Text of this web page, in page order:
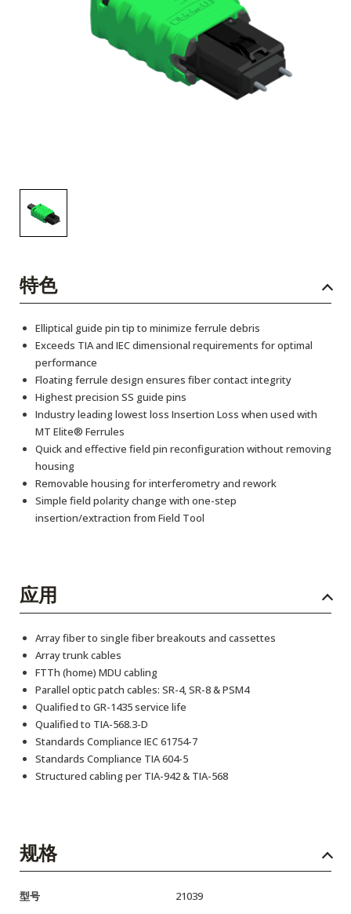
特色
Elliptical guide pin tip to minimize ferrule debris
Exceeds TIA and IEC dimensional requirements for optimal
performance
Floating ferrule design ensures fiber contact integrity
Highest precision SS guide pins
Industry leading lowest loss Insertion Loss when used with
MT Elite® Ferrules
Quick and effective field pin reconfiguration without removing
housing
Removable housing for interferometry and rework
Simple field polarity change with one-step
insertion/extraction from Field Tool
应用
Array fiber to single fiber breakouts and cassettes
Array trunk cables
FTTh (home) MDU cabling
Parallel optic patch cables: SR-4, SR-8 & PSM4
Qualified to GR-1435 service life
Qualified to TIA-568.3-D
Standards Compliance IEC 61754-7
Standards Compliance TIA 604-5
Structured cabling per TIA-942 & TIA-568
规格
型号 21039